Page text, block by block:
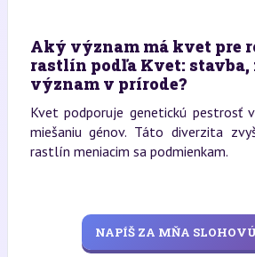
Aký význam má kvet pre
rastlín podľa Kvet:
význam v prírode?
Kvet podporuje genetickú pestrosť
miešaniu génov. Táto diverzita
rastlín meniacim sa podmienkam.
NAPÍŠ ZA MŇA